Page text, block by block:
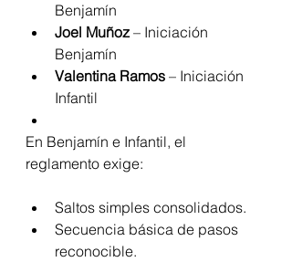
Benjamín
Joel Muñoz – Iniciación
Benjamín
Valentina Ramos – Iniciación
Infantil
En Benjamín e Infantil, el
reglamento exige:
Saltos simples consolidados.
Secuencia básica de pasos
reconocible.